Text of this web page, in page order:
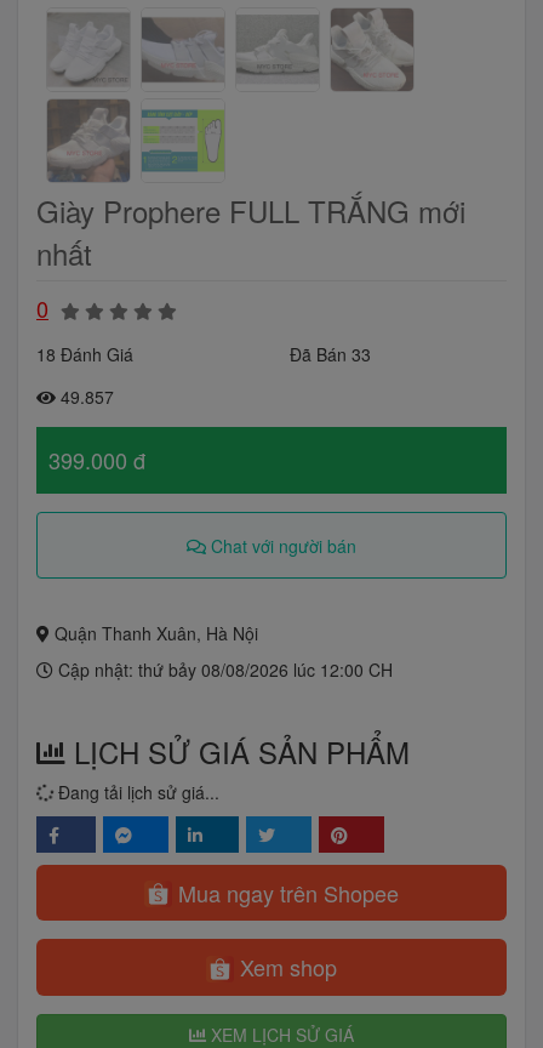
Giày Prophere FULL TRẮNG mới
nhất
0
18 Đánh Giá
Đã Bán 33
49.857
399.000 đ
Chat với người bán
Quận Thanh Xuân, Hà Nội
Cập nhật: thứ bảy 08/08/2026 lúc 12:00 CH
LỊCH SỬ GIÁ SẢN PHẨM
Đang tải lịch sử giá...
Mua ngay trên Shopee
Xem shop
XEM LỊCH SỬ GIÁ